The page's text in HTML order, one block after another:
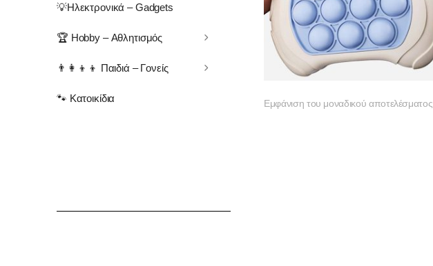
💡Ηλεκτρονικά – Gadgets
🏆 Hobby – Αθλητισμός
👨‍👩‍👦‍👦 Παιδιά – Γονείς
🐾 Κατοικίδια Εμφάνιση του μοναδικού αποτελέσματος